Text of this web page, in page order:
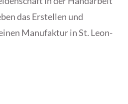
das Erstellen und
Manufaktur in St. Leon-